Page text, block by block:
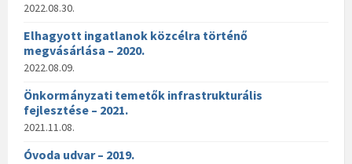
2022.08.30.
Elhagyott ingatlanok közcélra történő
megvásárlása – 2020.
2022.08.09.
Önkormányzati temetők infrastrukturális
fejlesztése – 2021.
2021.11.08.
Óvoda udvar – 2019.